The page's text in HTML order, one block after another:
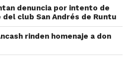
denuncia por intento de
club San Andrés de Runtu
rinden homenaje a don